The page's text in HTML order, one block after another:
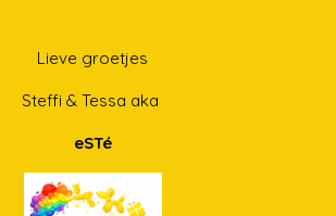
Lieve groetjes
Steffi & Tessa aka
eSTé